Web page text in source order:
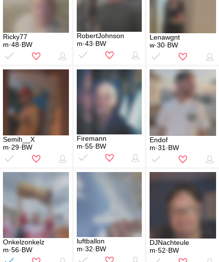
Ricky77
m·48·BW
RobertJohnson
m·43·BW
Lenawgnt
w·30·BW
Semih__X
m·29·BW
Firemann
m·55·BW
Endof
m·31·BW
Onkelzonkelz
m·56·BW
luftballon
m·32·BW
DJNachteule
m·52·BW